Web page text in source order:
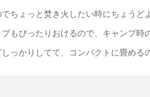
ちょっと焚き火したい時にちょうど
もぴったりおけるので、キャンプ時
っかりしてて、コンパクトに畳める